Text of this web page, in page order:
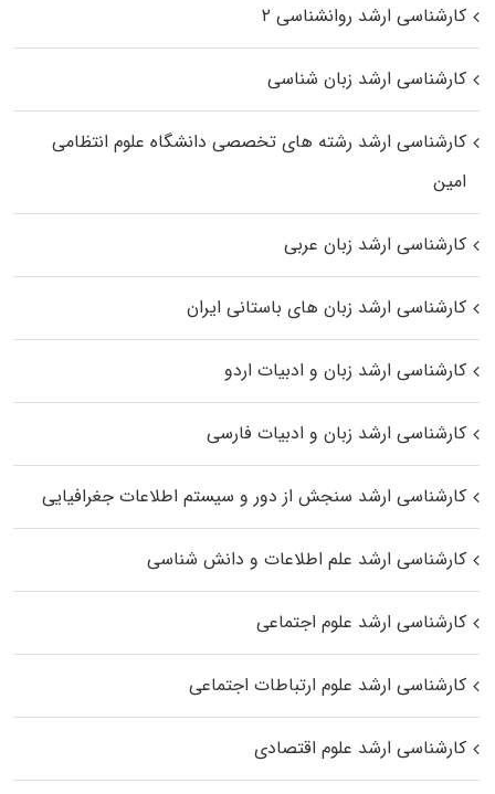
کارشناسی ارشد روانشناسی ۲
کارشناسی ارشد زبان شناسی
کارشناسی ارشد رﺷﺘﻪ ﻫﺎی تخصصی داﻧﺸﮕﺎه ﻋﻠﻮم انتظامی
اﻣﻴﻦ
کارشناسی ارشد زبان عربی
کارشناسی ارشد زبان‌ های باستانی ایران
کارشناسی ارشد زبان و ادبیات اردو
کارشناسی ارشد زبان و ادبیات فارسی
کارشناسی ارشد سنجش از دور و سیستم اطلاعات جغرافیایی
کارشناسی ارشد علم اطلاعات و دانش شناسی
کارشناسی ارشد علوم اجتماعی
کارشناسی ارشد علوم ارتباطات اجتماعی
کارشناسی ارشد علوم اقتصادی